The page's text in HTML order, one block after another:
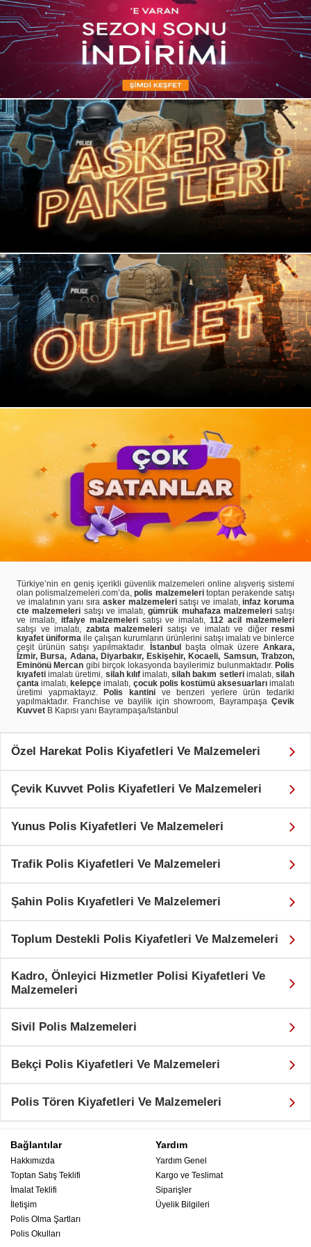
Türkiye’nin en geniş içerikli güvenlik malzemeleri online alışveriş sistemi
olan polismalzemeleri.com’da,polis malzemeleritoptan perakende satışı
ve imalatının yanı sıra asker malzemelerisatışı ve imalatı,infaz koruma
cte malzemeleri satışı ve imalatı,gümrük muhafaza malzemelerisatışı
ve imalatı, itfaiye malzemelerisatışı ve imalatı,112 acil malzemeleri
satışı ve imalatı, zabıta malzemeleri satışı ve imalatı ve diğer resmi
kıyafet üniforma ile çalışan kurumların ürünlerini satışı imalatı ve binlerce
çeşit ürünün satışı yapılmaktadır.
İstanbul başta olmak üzere Ankara,
İzmir, Bursa, Adana, Diyarbakır, Eskişehir, Kocaeli, Samsun, Trabzon,
Eminönü Mercan gibi birçok lokasyonda bayilerimiz bulunmaktadır. Polis
kıyafeti imalatı üretimi, silah kılıfimalatı,silah bakım setleriimalatı,silah
çanta imalatı, kelepçe imalatı, çocuk polis kostümü aksesuarlarıimalatı
üretimi yapmaktayız.
Polis kantinive benzeri yerlere ürün tedariki
yapılmaktadır. Franchise ve bayilik için showroom, Bayrampaşa Çevik
Kuvvet B Kapısı yanı Bayrampaşa/Istanbul
Özel Harekat Polis Kiyafetleri Ve Malzemeleri
Çevik Kuvvet Polis Kiyafetleri Ve Malzemeleri
Yunus Polis Kiyafetleri Ve Malzemeleri
Trafik Polis Kiyafetleri Ve Malzemeleri
Şahin Polis Kıyafetleri Ve Malzelemeri
Toplum Destekli Polis Kiyafetleri Ve Malzemeleri
Kadro, Önleyici Hizmetler Polisi Kiyafetleri Ve
Malzemeleri
Sivil Polis Malzemeleri
Bekçi Polis Kiyafetleri Ve Malzemeleri
Polis Tören Kiyafetleri Ve Malzemeleri
Bağlantılar
Hakkımızda
Toptan Satış Teklifi
İmalat Teklifi
İletişim
Polis Olma Şartları
Polis Okulları
Yardım
Yardım Genel
Kargo ve Teslimat
Siparişler
Üyelik Bilgileri